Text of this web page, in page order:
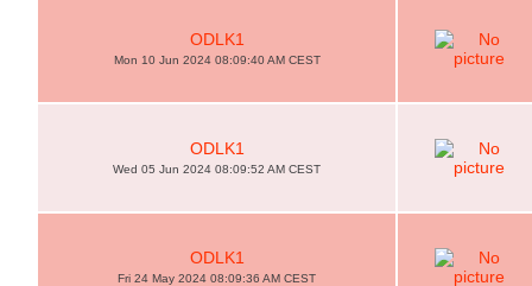
ODLK1
Mon 10 Jun 2024 08:09:40 AM CEST
ODLK1
Wed 05 Jun 2024 08:09:52 AM CEST
ODLK1
Fri 24 May 2024 08:09:36 AM CEST